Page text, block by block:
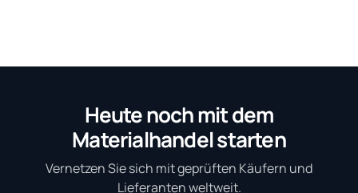
Heute noch mit dem
Materialhandel starten
Vernetzen Sie sich mit geprüften Käufern und
Lieferanten weltweit.